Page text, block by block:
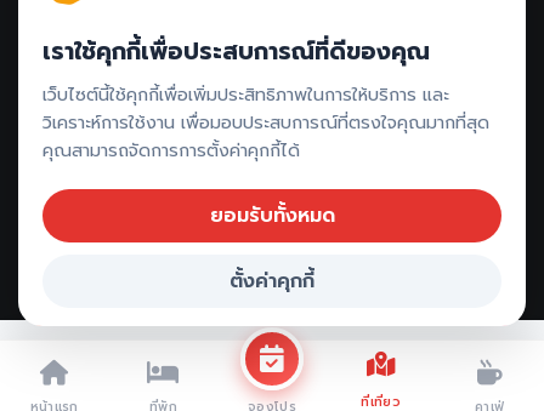
ติดต่อรีวิว // ลงโฆษณา
2026 All rights reserved |
เราใช้คุกกี้เพื่อประสบการณ์ที่ดีของคุณ
เว็บไซต์นี้ใช้คุกกี้เพื่อเพิ่มประสิทธิภาพในการให้บริการ และ
วิเคราะห์การใช้งาน เพื่อมอบประสบการณ์ที่ตรงใจคุณมากที่สุด
คุณสามารถจัดการการตั้งค่าคุกกี้ได้
ยอมรับทั้งหมด
ตั้งค่าคุกกี้
หน้าแรก ที่พัก จองโปร ที่เที่ยว คาเฟ่